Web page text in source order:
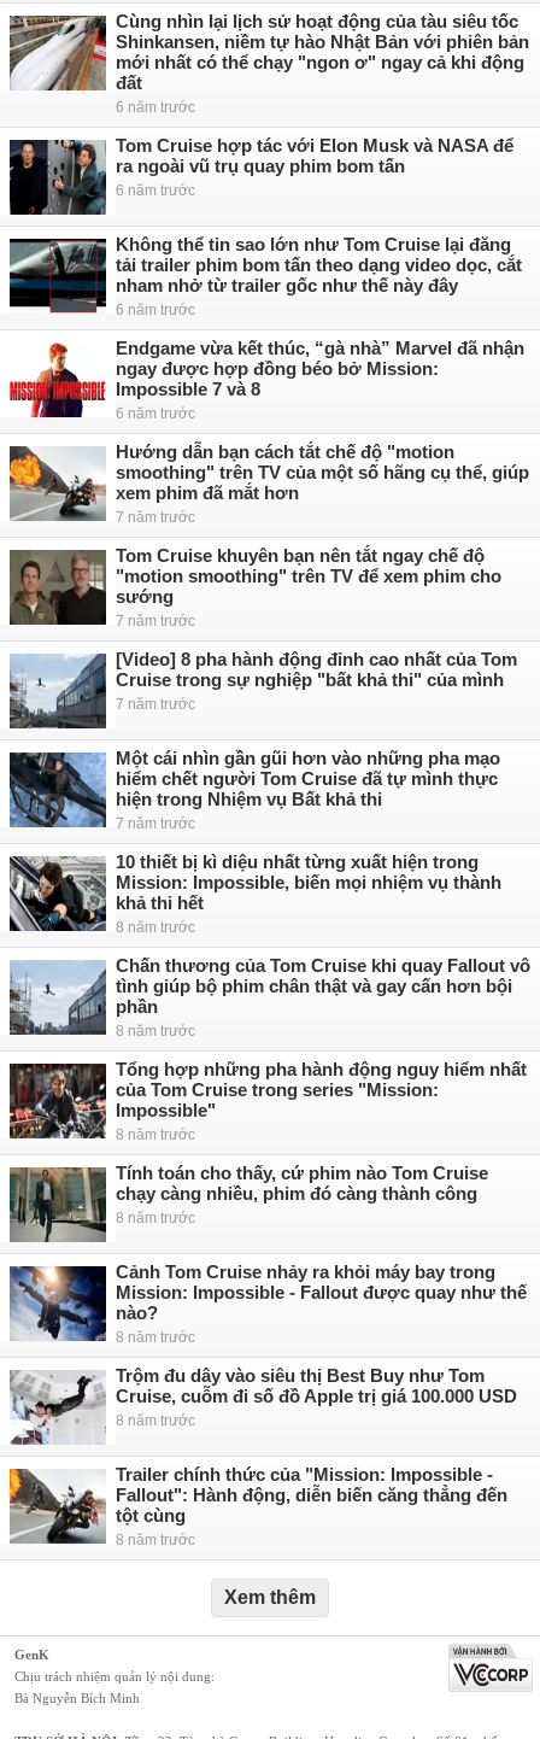
Cùng nhìn lại lịch sử hoạt động của tàu siêu tốc
Shinkansen, niềm tự hào Nhật Bản với phiên bản
mới nhất có thể chạy "ngon ơ" ngay cả khi động
đất
6 năm trước
Tom Cruise hợp tác với Elon Musk và NASA để
ra ngoài vũ trụ quay phim bom tấn
6 năm trước
Không thể tin sao lớn như Tom Cruise lại đăng
tải trailer phim bom tấn theo dạng video dọc, cắt
nham nhở từ trailer gốc như thế này đây
6 năm trước
Endgame vừa kết thúc, “gà nhà” Marvel đã nhận
ngay được hợp đồng béo bở Mission:
Impossible 7 và 8
6 năm trước
Hướng dẫn bạn cách tắt chế độ "motion
smoothing" trên TV của một số hãng cụ thể, giúp
xem phim đã mắt hơn
7 năm trước
Tom Cruise khuyên bạn nên tắt ngay chế độ
"motion smoothing" trên TV để xem phim cho
sướng
7 năm trước
[Video] 8 pha hành động đỉnh cao nhất của Tom
Cruise trong sự nghiệp "bất khả thi" của mình
7 năm trước
Một cái nhìn gần gũi hơn vào những pha mạo
hiểm chết người Tom Cruise đã tự mình thực
hiện trong Nhiệm vụ Bất khả thi
7 năm trước
10 thiết bị kì diệu nhất từng xuất hiện trong
Mission: Impossible, biến mọi nhiệm vụ thành
khả thi hết
8 năm trước
Chấn thương của Tom Cruise khi quay Fallout vô
tình giúp bộ phim chân thật và gay cấn hơn bội
phần
8 năm trước
Tổng hợp những pha hành động nguy hiểm nhất
của Tom Cruise trong series "Mission:
Impossible"
8 năm trước
Tính toán cho thấy, cứ phim nào Tom Cruise
chạy càng nhiều, phim đó càng thành công
8 năm trước
Cảnh Tom Cruise nhảy ra khỏi máy bay trong
Mission: Impossible - Fallout được quay như thế
nào?
8 năm trước
Trộm đu dây vào siêu thị Best Buy như Tom
Cruise, cuỗm đi số đồ Apple trị giá 100.000 USD
8 năm trước
Trailer chính thức của "Mission: Impossible -
Fallout": Hành động, diễn biến căng thẳng đến
tột cùng
8 năm trước
Xem thêm
GenK
Chịu trách nhiệm quản lý nội dung:
Bà Nguyễn Bích Minh